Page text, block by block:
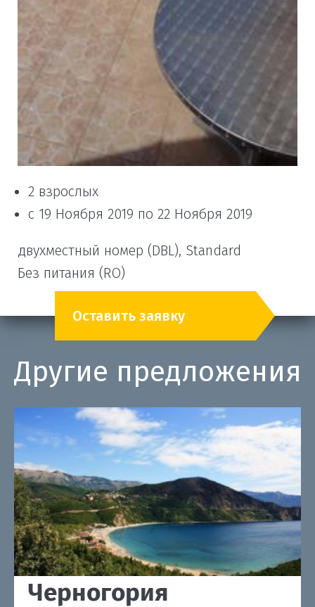
2 взрослых
с 19 Ноября 2019 по 22 Ноября 2019
двухместный номер (DBL), Standard
Без питания (RO)
Оставить заявку
Другие предложения
Черногория